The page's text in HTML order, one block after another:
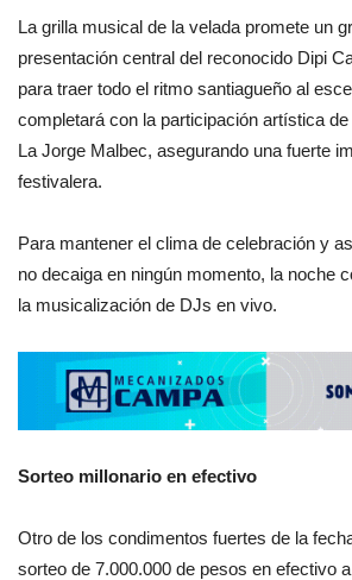
La grilla musical de la velada promete un
presentación central del reconocido Dipi
para traer todo el ritmo santiagueño al
completará con la participación artística
La Jorge Malbec, asegurando una fuerte
festivalera.
Para mantener el clima de celebración y
no decaiga en ningún momento, la noche
la musicalización de DJs en vivo.
Sorteo millonario en efectivo
Otro de los condimentos fuertes de la
sorteo de 7.000.000 de pesos en efectivo